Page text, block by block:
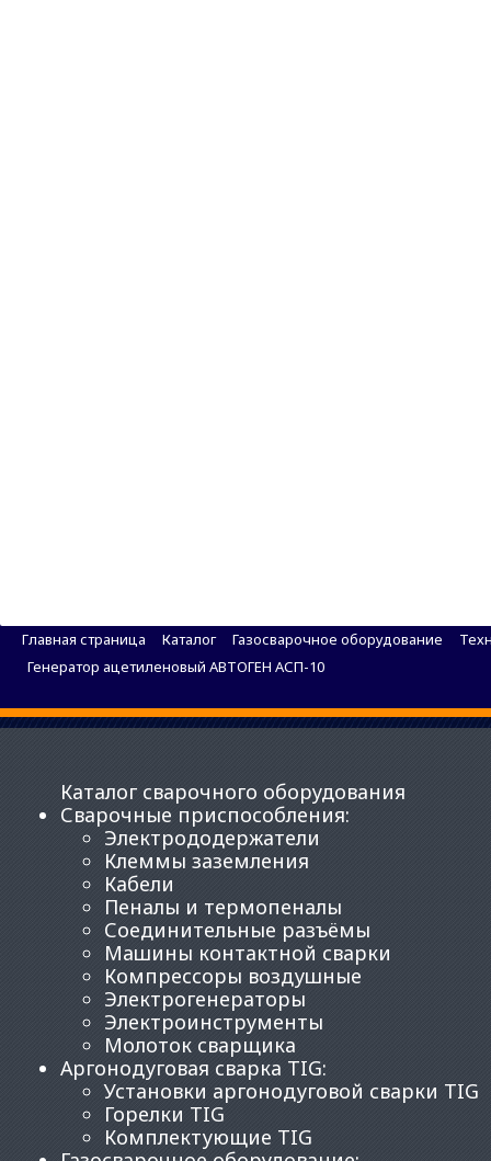
Главная страница Каталог Газосварочное оборудование
Генератор ацетиленовый АВТОГЕН АСП-10
Каталог сварочного оборудования
Сварочные приспособления:
Электрододержатели
Клеммы заземления
Кабели
Пеналы и термопеналы
Соединительные разъёмы
Машины контактной сварки
Компрессоры воздушные
Электрогенераторы
Электроинструменты
Молоток сварщика
Аргонодуговая сварка TIG:
Установки аргонодуговой сварки TIG
Горелки TIG
Комплектующие TIG